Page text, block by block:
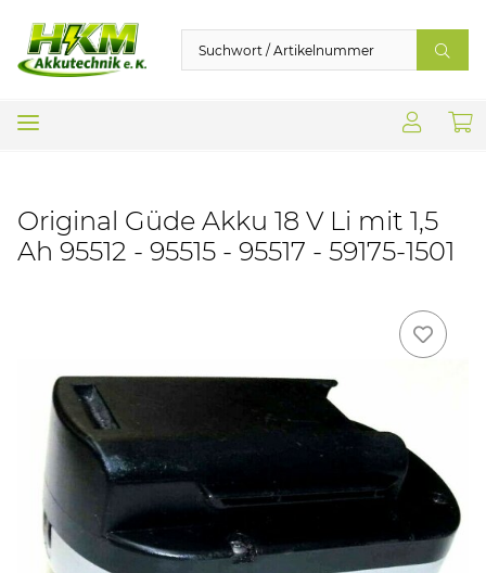
Original Güde Akku 18 V Li mit 1,5
Ah 95512 - 95515 - 95517 - 59175-1501